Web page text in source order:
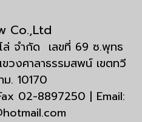
Co.,Ltd
จำกัด เลขที่ 69 ซ.พุทธ
งศาลาธรรมสพน์ เขตทวี
. 10170
02-8897250 | Email: